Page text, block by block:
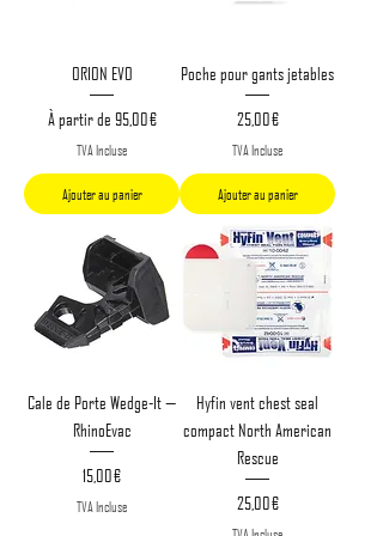
ORION EVO
À partir de 95,00 €
Prix promotionnel
TVA Incluse
Ajouter au panier
Poche pour gants jetables
Prix
25,00 €
TVA Incluse
Ajouter au panier
Cale de Porte Wedge-It —
RhinoEvac
Prix
15,00 €
TVA Incluse
Hyfin vent chest seal
compact North American
Rescue
Prix
25,00 €